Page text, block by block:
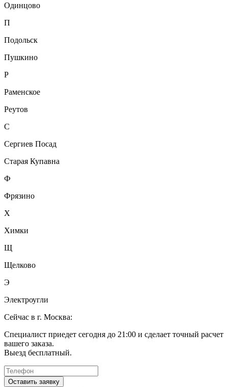
Одинцово
П
Подольск
Пушкино
Р
Раменское
Реутов
С
Сергиев Посад
Старая Купавна
Ф
Фрязино
Х
Химки
Щ
Щелково
Э
Электроугли
Сейчас в г. Москва:
Специалист приедет сегодня до 21:00 и сделает точный расчет
вашего заказа.
Выезд бесплатный.
Оставить заявку